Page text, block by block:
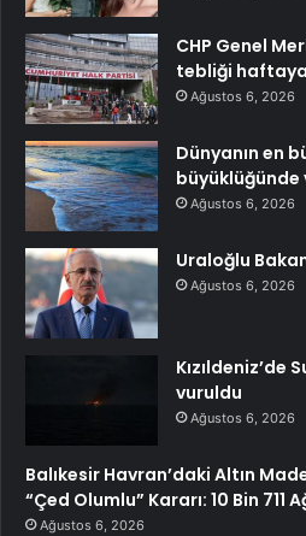
CHP Genel
tebliği
Ağustos 6, 2026
Dünyanın en
büyüklüğünde
Ağustos 6, 2026
Uraloğlu
Ağustos 6, 2026
Kızıldeniz’de
vuruldu
Ağustos 6, 2026
Balıkesir Havran’daki Altın
“Çed Olumlu” Kararı: 10 Bin 711
Ağustos 6, 2026